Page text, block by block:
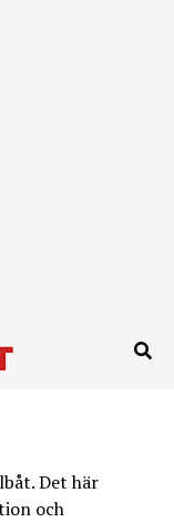
Det här
och